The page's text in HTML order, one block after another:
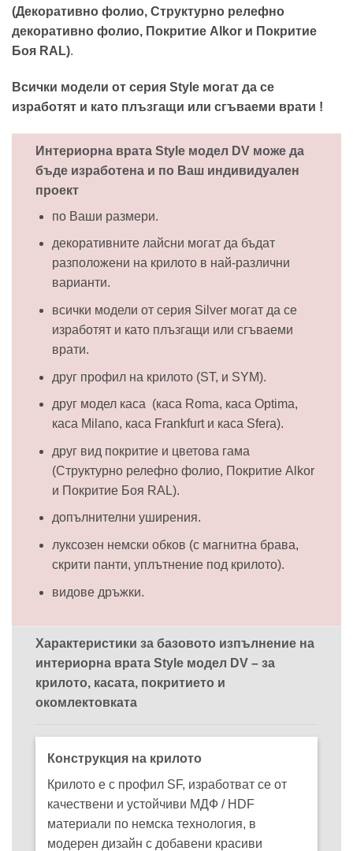
(Декоративно фолио, Структурно релефно
декоративно фолио, Покритие Alkor и Покритие
Боя RAL).
Всички модели от серия Style могат да се
изработят и като плъзгащи или сгъваеми врати !
Интериорна врата Style модел DV може да
бъде изработена и по Ваш индивидуален
проект
по Ваши размери.
декоративните лайсни могат да бъдат
разположени на крилото в най-различни
варианти.
всички модели от серия Silver могат да се
изработят и като плъзгащи или сгъваеми
врати.
друг профил на крилото (ST, и SYM).
друг модел каса (каса Roma, каса Optima,
каса Milano, каса Frankfurt и каса Sfera).
друг вид покритие и цветова гама
(Структурно релефно фолио, Покритие Alkor
и Покритие Боя RAL).
допълнителни уширения.
луксозен немски обков (с магнитна брава,
скрити панти, уплътнение под крилото).
видове дръжки.
Характеристики за базовото изпълнение на
интериорна врата Style модел DV – за
крилото, касата, покритието и
окомлектовката
Конструкция на крилото
Крилото е с профил SF, изработват се от
качествени и устойчиви МДФ / HDF
материали по немска технология, в
модерен дизайн с добавени красиви